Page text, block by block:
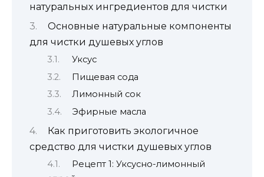
натуральных ингредиентов для чистки
Основные натуральные компоненты
для чистки душевых углов
Уксус
Пищевая сода
Лимонный сок
Эфирные масла
Как приготовить экологичное
средство для чистки душевых углов
Рецепт 1: Уксусно-лимонный